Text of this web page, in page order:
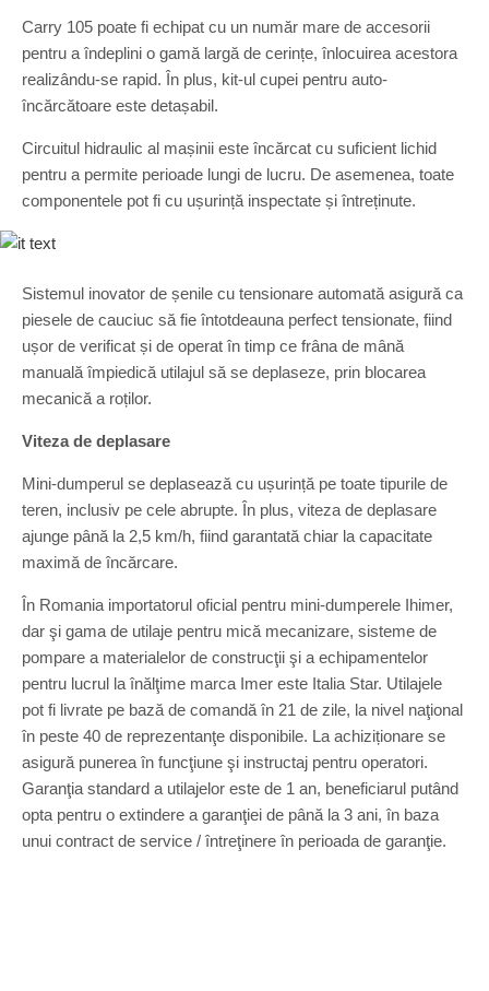
Carry 105 poate fi echipat cu un număr mare de accesorii
pentru a îndeplini o gamă largă de cerințe, înlocuirea acestora
realizându-se rapid. În plus, kit-ul cupei pentru auto-
încărcătoare este detașabil.
Circuitul hidraulic al mașinii este încărcat cu suficient lichid
pentru a permite perioade lungi de lucru. De asemenea, toate
componentele pot fi cu ușurință inspectate și întreținute.
Sistemul inovator de șenile cu tensionare automată asigură ca
piesele de cauciuc să fie întotdeauna perfect tensionate, fiind
ușor de verificat și de operat în timp ce frâna de mână
manuală împiedică utilajul să se deplaseze, prin blocarea
mecanică a roților.
Viteza de deplasare
Mini-dumperul se deplasează cu ușurință pe toate tipurile de
teren, inclusiv pe cele abrupte. În plus, viteza de deplasare
ajunge până la 2,5 km/h, fiind garantată chiar la capacitate
maximă de încărcare.
În Romania importatorul oficial pentru mini-dumperele Ihimer,
dar şi gama de utilaje pentru mică mecanizare, sisteme de
pompare a materialelor de construcţii şi a echipamentelor
pentru lucrul la înălţime marca Imer este Italia Star. Utilajele
pot fi livrate pe bază de comandă în 21 de zile, la nivel naţional
în peste 40 de reprezentanţe disponibile. La achiziționare se
asigură punerea în funcţiune şi instructaj pentru operatori.
Garanţia standard a utilajelor este de 1 an, beneficiarul putând
opta pentru o extindere a garanţiei de până la 3 ani, în baza
unui contract de service / întreţinere în perioada de garanţie.